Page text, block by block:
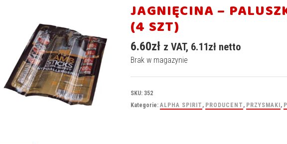
JAGNIĘCINA –
(4 SZT)
6.60zł z VAT, 6.11zł netto
Brak w magazynie
SKU:352
Kategorie:ALPHA SPIRIT , PRODUCENT , PRZYSMAKI ,